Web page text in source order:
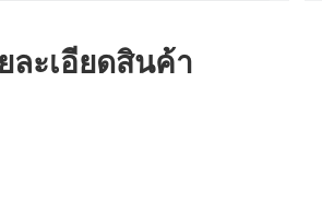
ละเอียดสินค้า